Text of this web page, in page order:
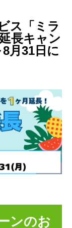
ス「ミラ
長キャン
月31日に
ンのお